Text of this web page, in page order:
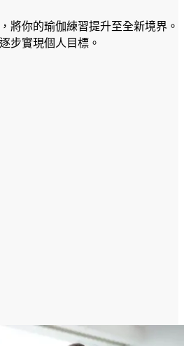
將你的瑜伽練習提升至全新境界。
步實現個人目標。